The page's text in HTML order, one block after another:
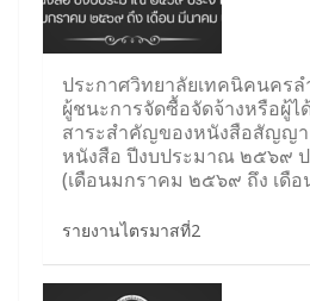
ประกาศวิทยาลัยเทคนิคนครล
ผู้ชนะการจัดซื้อจัดจ้างหรือผู้ไ
สาระสำคัญของหนังสือสัญญา
หนังสือ ปีงบประมาณ ๒๕๖๙
(เดือนมกราคม ๒๕๖๙ ถึง เดื
รายงานไตรมาสที่2